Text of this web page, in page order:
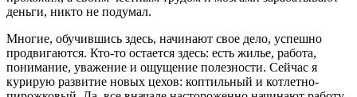
деньги, никто не подумал.
Многие, обучившись здесь, начинают свое дело, успешно
продвигаются. Кто-то остается здесь: есть жилье, работа,
понимание, уважение и ощущение полезности. Сейчас я
курирую развитие новых цехов: коптильный и котлетно-